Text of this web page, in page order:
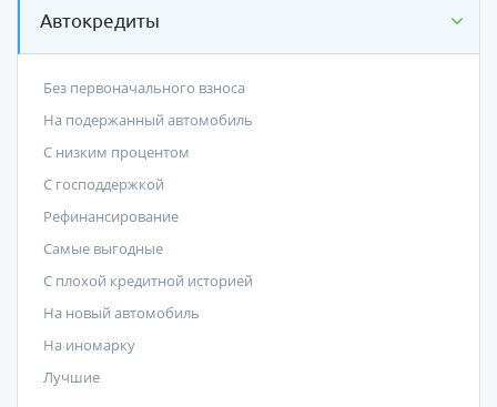
Автокредиты
Без первоначального взноса
На подержанный автомобиль
С низким процентом
C господдержкой
Рефинансирование
Самые выгодные
С плохой кредитной историей
На новый автомобиль
На иномарку
Лучшие